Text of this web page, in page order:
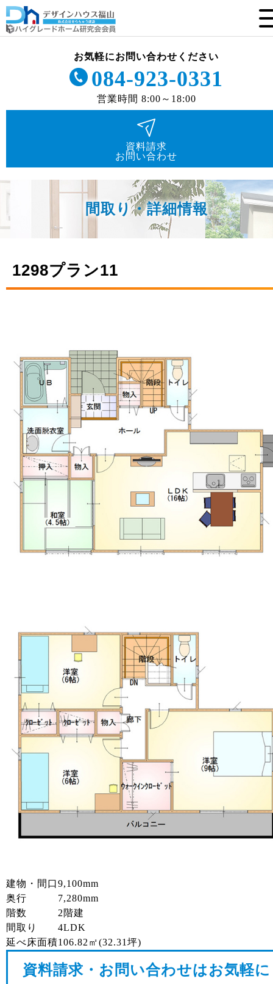
お気軽にお問い合わせください
084-923-0331
営業時間 8:00～18:00
資料請求
お問い合わせ
間取り・詳細情報
1298プラン11
建物・間口9,100mm
奥行
7,280mm
階数
2階建
間取り
4LDK
延べ床面積106.82㎡(32.31坪)
資料請求・お問い合わせはお気軽に